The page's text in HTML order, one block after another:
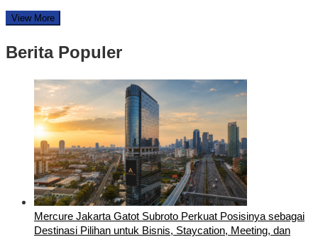
View More
Berita Populer
Mercure Jakarta Gatot Subroto Perkuat Posisinya sebagai
Destinasi Pilihan untuk Bisnis, Staycation, Meeting, dan